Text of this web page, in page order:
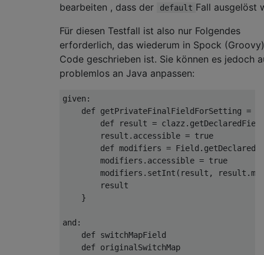
bearbeiten , dass der
default Fall ausgelöst
Für diesen Testfall ist also nur Folgendes
erforderlich, das wiederum in Spock
Code geschrieben ist. Sie können es jedoch
problemlos an Java anpassen:
given:
def getPrivateFinalFieldForSetting =
def result =
        result.accessible =
true
def modifiers =
        modifiers.accessible =
true
modifiers.setInt(result,
        result
    }
and:
    def switchMapField
    def originalSwitchMap